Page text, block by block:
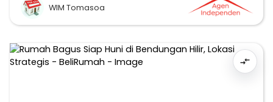
WIM Tomasoa